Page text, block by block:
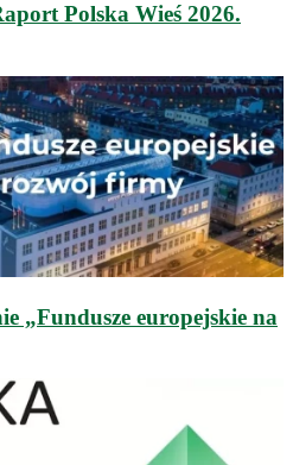
Polska Wieś 2026.
„Fundusze europejskie na